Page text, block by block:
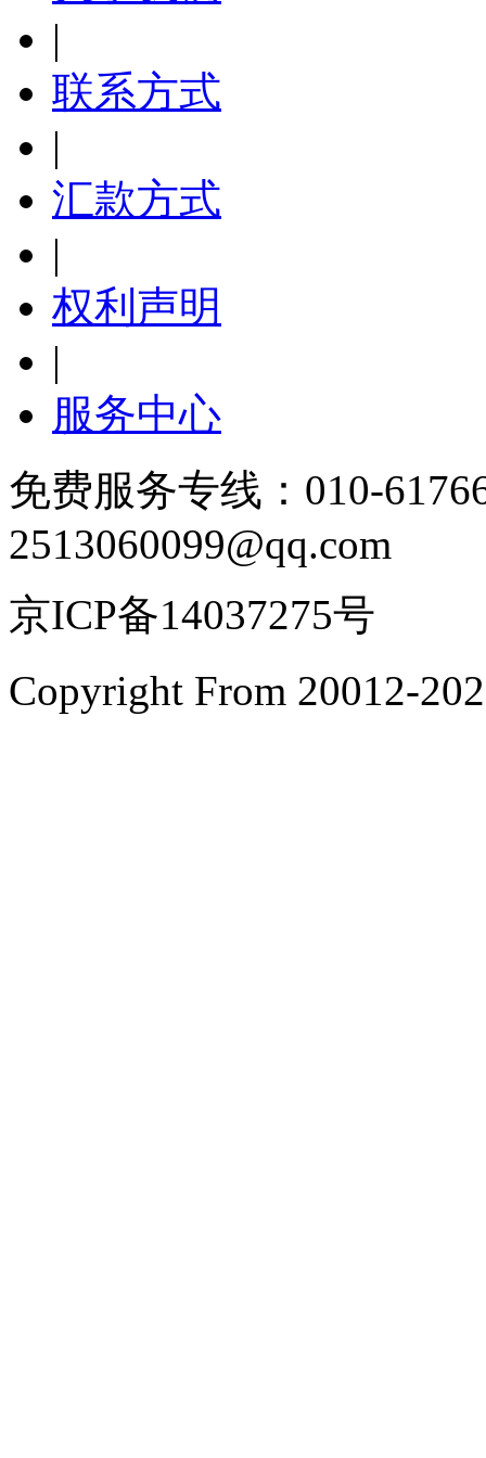
|
联系方式
|
汇款方式
|
权利声明
|
服务中心
免费服务专线：010-
2513060099@qq.com
京ICP备14037275号
Copyright From 20012-